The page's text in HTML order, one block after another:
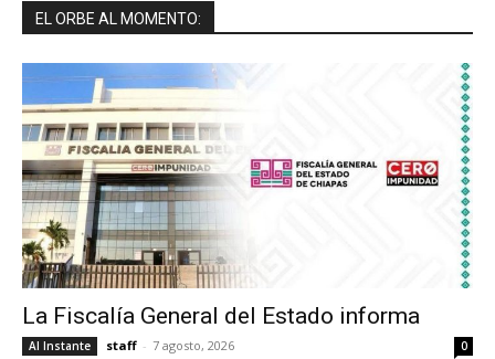
EL ORBE AL MOMENTO:
La Fiscalía General del Estado informa
Al Instante staff - 7 agosto, 2026 0